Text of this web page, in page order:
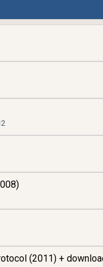
(2011) +